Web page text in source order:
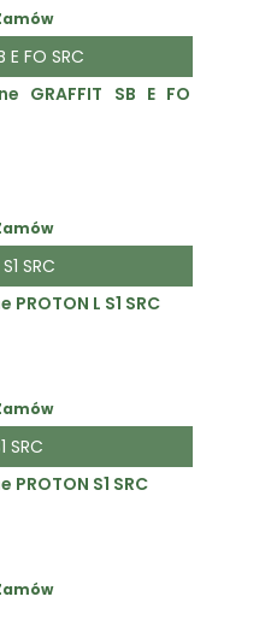
FO SRC
GRAFFIT SB E FO
SRC
L S1 SRC
SRC
S1 SRC